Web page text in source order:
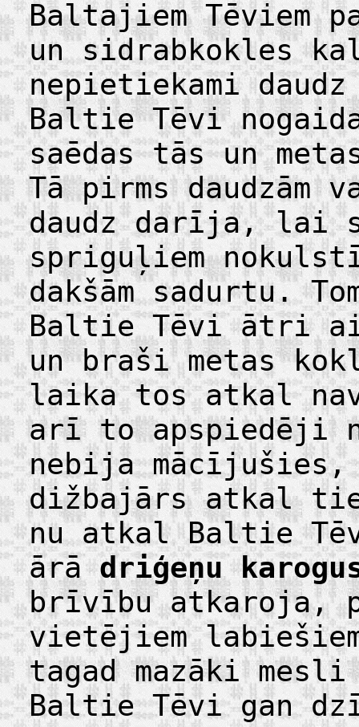
Baltajiem Tēviem
un sidrabkokles
nepietiekami
Baltie Tēvi
saēdas tās un
Tā pirms daudzām
daudz darīja, lai
spriguļiem
dakšām sadurtu.
Baltie Tēvi ātri
un braši metas
laika tos atkal
arī to apspiedēji
nebija
dižbajārs atkal
nu atkal Baltie
ārādriģeņu
brīvību atkaroja,
vietējiem
tagad mazāki
Baltie Tēvi gan